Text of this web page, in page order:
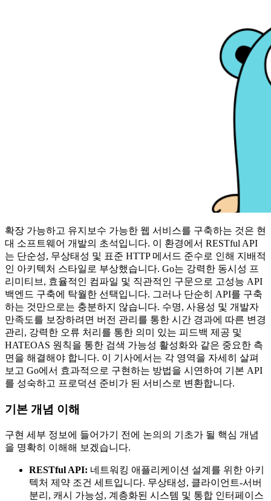
확장 가능하고 유지보수 가능한 웹 서비스를 구축하는 것은 현
대 소프트웨어 개발의 초석입니다. 이 환경에서 RESTful API
는 단순성, 무상태성 및 표준 HTTP 메서드 준수로 인해 지배적
인 아키텍처 스타일로 부상했습니다. Go는 강력한 동시성 프
리미티브, 효율적인 컴파일 및 직관적인 구문으로 고성능 API
백엔드 구축에 탁월한 선택입니다. 그러나 단순히 API를 구축
하는 것만으로는 충분하지 않습니다. 수명, 사용성 및 개발자
만족도를 보장하려면 버전 관리를 통한 시간 경과에 따른 변경
관리, 강력한 오류 처리를 통한 의미 있는 피드백 제공 및
HATEOAS 원칙을 통한 검색 가능성 활성화와 같은 중요한 측
면을 해결해야 합니다. 이 기사에서는 각 영역을 자세히 살펴
보고 Go에서 효과적으로 구현하는 방법을 시연하여 기본 API
를 성숙하고 프로덕션 준비가 된 서비스로 변환합니다.
기본 개념 이해
구현 세부 정보에 들어가기 전에 논의의 기초가 될 핵심 개념
을 명확히 이해해 보겠습니다.
RESTful API: 네트워킹 애플리케이션 설계를 위한 아키
텍처 제약 조건 세트입니다. 무상태성, 클라이언트-서버
분리, 캐시 가능성, 계층화된 시스템 및 통합 인터페이스